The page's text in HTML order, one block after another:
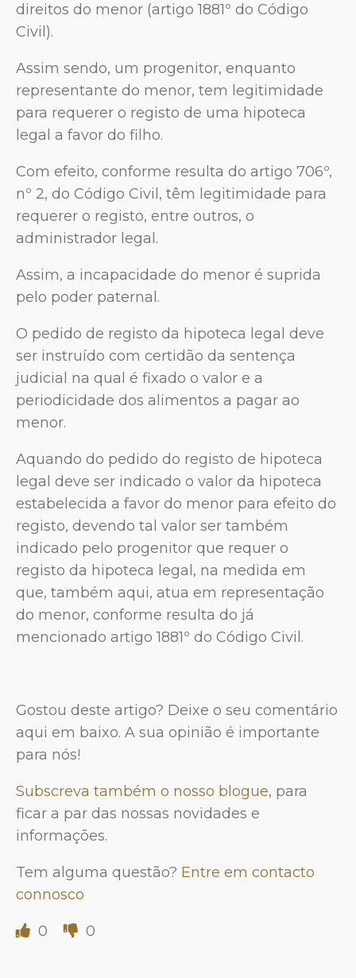
direitos do menor (artigo 1881º do Código
Civil).
Assim sendo, um progenitor, enquanto
representante do menor, tem legitimidade
para requerer o registo de uma hipoteca
legal a favor do filho.
Com efeito, conforme resulta do artigo 706º,
nº 2, do Código Civil, têm legitimidade para
requerer o registo, entre outros, o
administrador legal.
Assim, a incapacidade do menor é suprida
pelo poder paternal.
O pedido de registo da hipoteca legal deve
ser instruído com certidão da sentença
judicial na qual é fixado o valor e a
periodicidade dos alimentos a pagar ao
menor.
Aquando do pedido do registo de hipoteca
legal deve ser indicado o valor da hipoteca
estabelecida a favor do menor para efeito do
registo, devendo tal valor ser também
indicado pelo progenitor que requer o
registo da hipoteca legal, na medida em
que, também aqui, atua em representação
do menor, conforme resulta do já
mencionado artigo 1881º do Código Civil.
Gostou deste artigo? Deixe o seu comentário
aqui em baixo. A sua opinião é importante
para nós!
Subscreva também o nosso blogue, para
ficar a par das nossas novidades e
informações.
Tem alguma questão? Entre em contacto
connosco
0 0